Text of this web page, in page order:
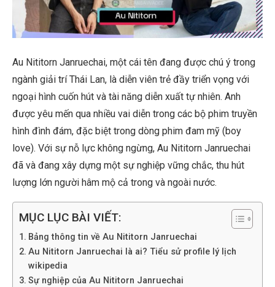
Au Nititorn Janruechai, một cái tên đang được chú ý trong
ngành giải trí Thái Lan, là diễn viên trẻ đầy triển vọng với
ngoại hình cuốn hút và tài năng diễn xuất tự nhiên. Anh
được yêu mến qua nhiều vai diễn trong các bộ phim truyền
hình đình đám, đặc biệt trong dòng phim đam mỹ (boy
love). Với sự nỗ lực không ngừng, Au Nititorn Janruechai
đã và đang xây dựng một sự nghiệp vững chắc, thu hút
lượng lớn người hâm mộ cả trong và ngoài nước.
MỤC LỤC BÀI VIẾT:
Bảng thông tin về Au Nititorn Janruechai
Au Nititorn Janruechai là ai? Tiểu sử profile lý lịch
wikipedia
Sự nghiệp của Au Nititorn Janruechai